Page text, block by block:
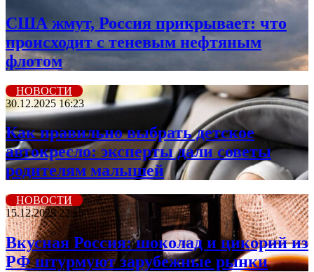
США жмут, Россия прикрывает: что
происходит с теневым нефтяным
флотом
НОВОСТИ
30.12.2025 16:23
Как правильно выбрать детское
автокресло: эксперты дали советы
родителям малышей
НОВОСТИ
15.12.2025 22:15
Вкусная Россия: шоколад и цикорий из
РФ штурмуют зарубежные рынки